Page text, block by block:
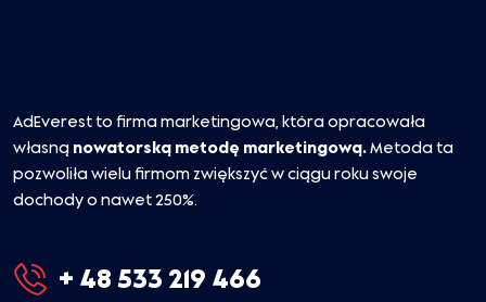
AdEverest to firma marketingowa, która opracowała
własną nowatorską metodę marketingową.Metoda ta
pozwoliła wielu firmom zwiększyć w ciągu roku swoje
dochody o nawet 250%.
+ 48 533 219 466